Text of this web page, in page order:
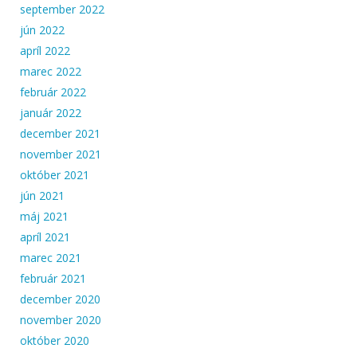
september 2022
jún 2022
apríl 2022
marec 2022
február 2022
január 2022
december 2021
november 2021
október 2021
jún 2021
máj 2021
apríl 2021
marec 2021
február 2021
december 2020
november 2020
október 2020